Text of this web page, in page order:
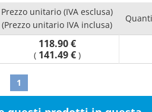
Prezzo unitario (IVA esclusa)
(Prezzo unitario IVA inclusa)
118.90 €
( 141.49 € )
1